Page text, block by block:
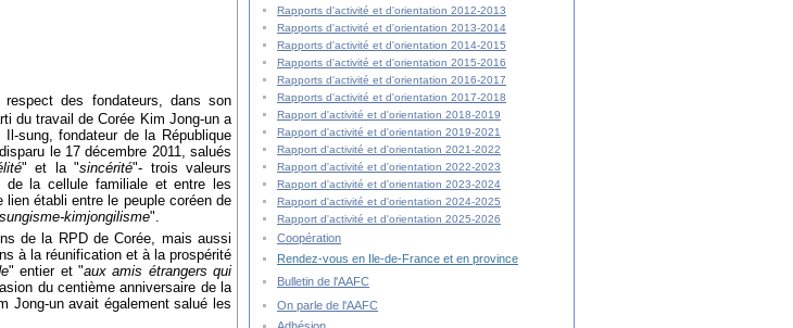
des fondateurs, dans son
du travail de Corée Kim Jong-un a
sung, fondateur de la République
le 17 décembre 2011, salués
" et la "sincérité"- trois valeurs
de la cellule familiale et entre les
établi entre le peuple coréen de
kimjongilisme".
de la RPD de Corée, mais aussi
à la réunification et à la prospérité
" entier et "aux amis étrangers qui
du centième anniversaire de la
Jong-un avait également salué les
Rapports d'activité et d'orientation 2012-2013
Rapports d'activité et d'orientation 2013-2014
Rapports d'activité et d'orientation 2014-2015
Rapports d'activité et d'orientation 2015-2016
Rapports d'activité et d'orientation 2016-2017
Rapports d'activité et d'orientation 2017-2018
Rapport d'activité et d'orientation 2018-2019
Rapport d'activité et d'orientation 2019-2021
Rapport d'activité et d'orientation 2021-2022
Rapport d'activité et d'orientation 2022-2023
Rapport d'activité et d'orientation 2023-2024
Rapport d'activité et d'orientation 2024-2025
Rapport d'activité et d'orientation 2025-2026
Coopération
Rendez-vous en Ile-de-France et en province
Bulletin de l'AAFC
On parle de l'AAFC